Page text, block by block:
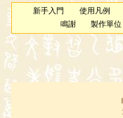
新手入門 使用凡例
鳴謝
製作單位